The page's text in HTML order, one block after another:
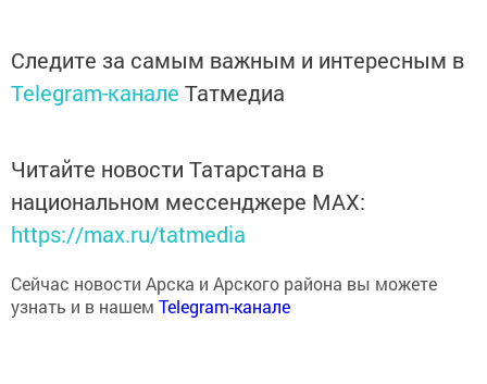
Telegram-каналеТатмедиа
национальном мессенджере MАХ:
https://max.ru/tatmedia
Сейчас новости Арска и Арского района вы можете
узнать и в нашемTelegram-канале